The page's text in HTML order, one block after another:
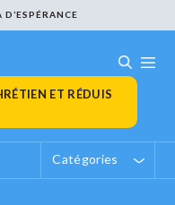
ET RÉDUIS
Catégories